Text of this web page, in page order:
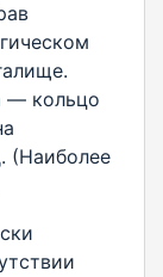
— кольцо
(Наиболее